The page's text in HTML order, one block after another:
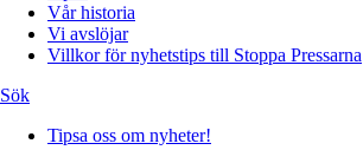
Vår historia
Vi avslöjar
Villkor för nyhetstips till Stoppa Pressarna
Sök
Tipsa oss om nyheter!